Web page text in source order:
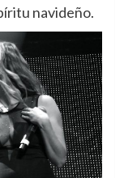
navideño.